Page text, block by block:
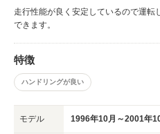
走行性能が良く安定しているので運
できます。
特徴
ハンドリングが良い
モデル 1996年10月～2001年